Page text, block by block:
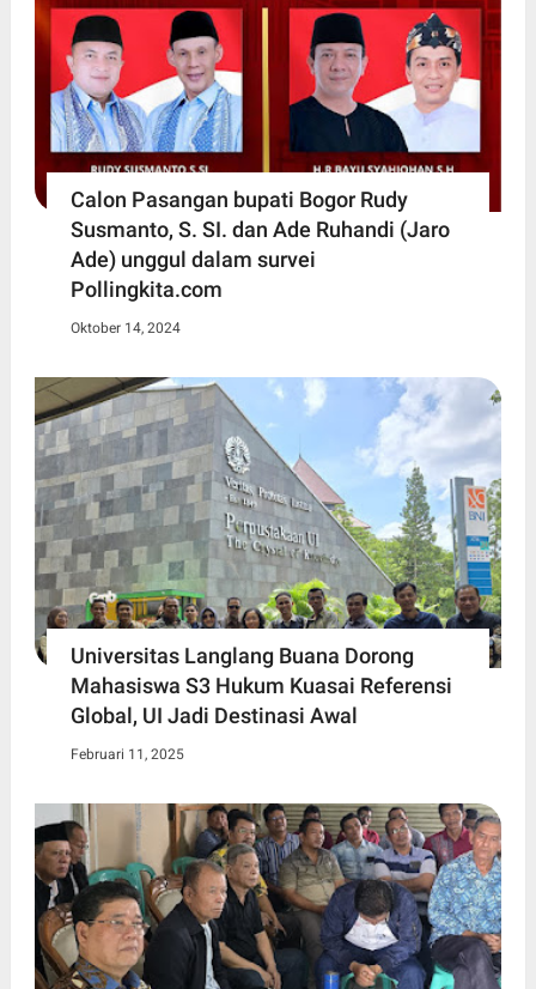
Calon Pasangan bupati Bogor Rudy
Susmanto, S. SI. dan Ade Ruhandi (Jaro
Ade) unggul dalam survei
Pollingkita.com
Oktober 14, 2024
Universitas Langlang Buana Dorong
Mahasiswa S3 Hukum Kuasai Referensi
Global, UI Jadi Destinasi Awal
Februari 11, 2025